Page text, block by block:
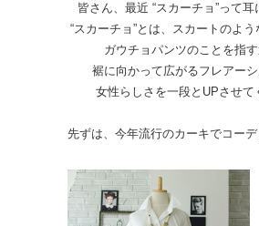
皆さん、最近 “スカーチョ”って
“スカーチョ”とは、スカートのよ
ガウチョパンツのことを指す
裾に向かって広がるフレアー
女性らしさを一段とUPさせて
先ずは、今年流行のカーキでコーデ